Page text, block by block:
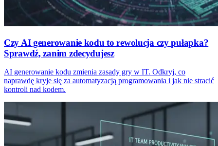
Czy AI generowanie kodu to rewolucja czy pułapka?
Sprawdź, zanim zdecydujesz
AI generowanie kodu zmienia zasady gry w IT. Odkryj, co
naprawdę kryje się za automatyzacją programowania i jak nie stracić
kontroli nad kodem.